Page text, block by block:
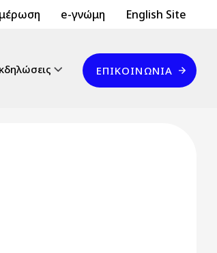
Top 2 e-γνώμη Header Top
English Site
Επικοινωνία
ΕΠΙΚΟΙΝΩΝΊΑ